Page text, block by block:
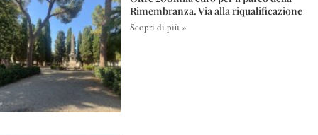
Rimembranza. Via alla riqualificazione
Scopri di più »